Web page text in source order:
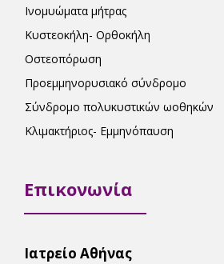
Ινομυώματα μήτρας
Κυστεοκήλη- Ορθοκήλη
Οστεοπόρωση
Προεμμηνορυσιακό σύνδρομο
Σύνδρομο πολυκυστικών ωοθηκών
Κλιμακτήριος- Εμμηνόπαυση
Επικονωνία
Ιατρείο Αθήνας